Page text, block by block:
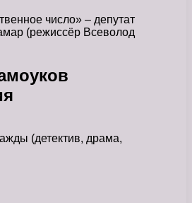
число» – депутат
(режиссёр Всеволод
(детектив, драма,